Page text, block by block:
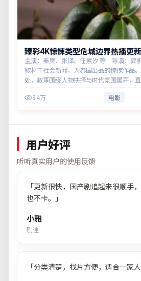
臻彩4K惊悚类型危城边界热播更
主演：秦昊、张译、任素汐 等 导演：郭
取材于社会新闻，为泰国出品的惊悚作品
处，叙事围绕人物抉择与时代氛围展开，
8.4万 电影
用户好评
听听真实用户的使用反馈
「更新很快，国产剧追起来很顺手
也不卡。
」
小雅
剧迷
「分类清楚，找片方便，适合一家人